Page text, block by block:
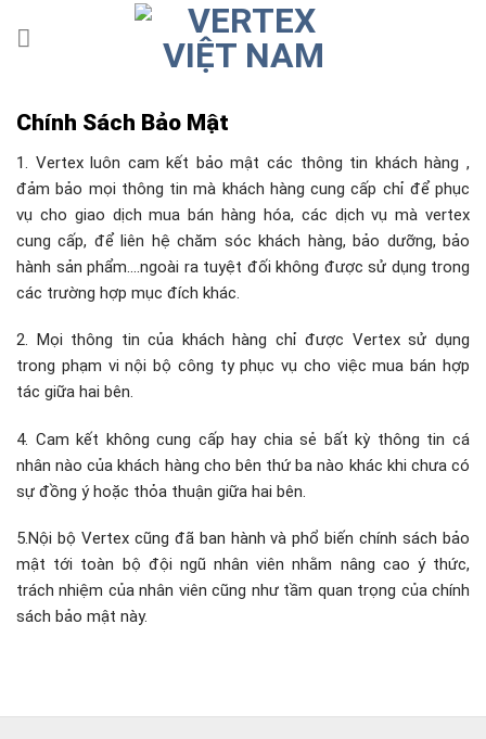
Chính Sách Bảo Mật
1. Vertex luôn cam kết bảo mật các thông tin khách hàng ,
đảm bảo mọi thông tin mà khách hàng cung cấp chỉ để phục
vụ cho giao dịch mua bán hàng hóa, các dịch vụ mà vertex
cung cấp, để liên hệ chăm sóc khách hàng, bảo dưỡng, bảo
hành sản phẩm….ngoài ra tuyệt đối không được sử dụng trong
các trường hợp mục đích khác.
2. Mọi thông tin của khách hàng chỉ được Vertex sử dụng
trong phạm vi nội bộ công ty phục vụ cho việc mua bán hợp
tác giữa hai bên.
4. Cam kết không cung cấp hay chia sẻ bất kỳ thông tin cá
nhân nào của khách hàng cho bên thứ ba nào khác khi chưa có
sự đồng ý hoặc thỏa thuận giữa hai bên.
5.Nội bộ Vertex cũng đã ban hành và phổ biến chính sách bảo
mật tới toàn bộ đội ngũ nhân viên nhằm nâng cao ý thức,
trách nhiệm của nhân viên cũng như tầm quan trọng của chính
sách bảo mật này.